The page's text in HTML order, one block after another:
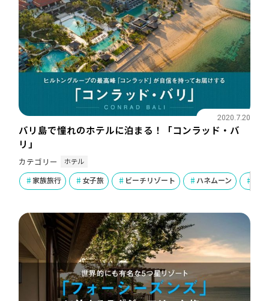
バリ島で憧れのホテルに泊まる！「コンラッド・バ
リ」
2020.7.20
カテゴリー ホテル
家族旅行 女子旅 ビーチリゾート ハネムーン